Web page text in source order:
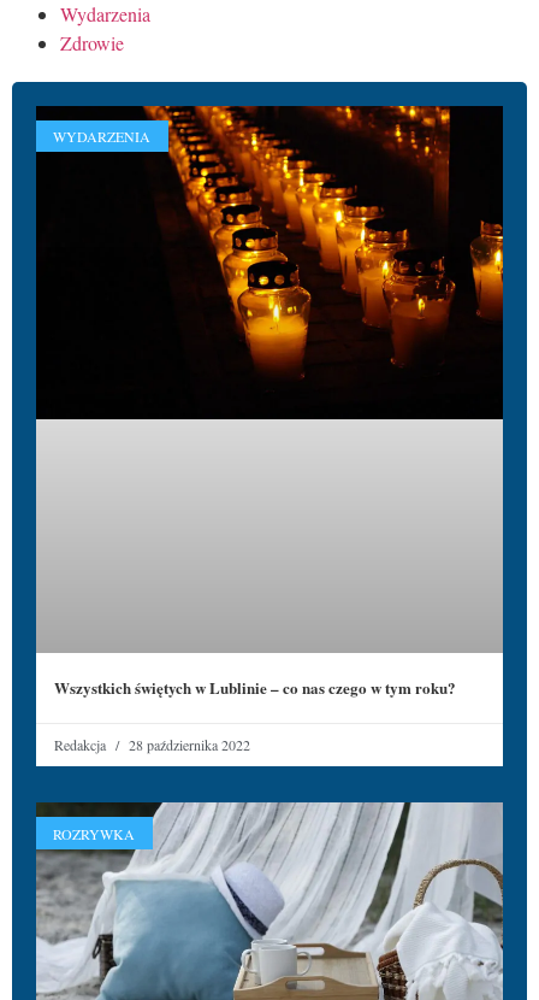
Wydarzenia
Zdrowie
WYDARZENIA
Wszystkich świętych w Lublinie – co nas czego w tym roku?
Redakcja 28 października 2022
ROZRYWKA